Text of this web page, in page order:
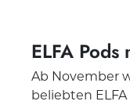
ELFA Pods
Ab November
beliebten